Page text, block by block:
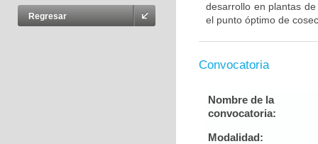
Regresar
desarrollo en plantas
el punto óptimo de
Convocatoria
Nombre de la
convocatoria:
Modalidad: